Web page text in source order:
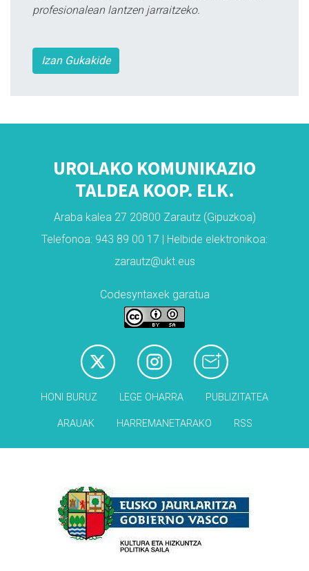
profesionalean lantzen jarraitzeko.
Izan Gukakide
UROLAKO KOMUNIKAZIO
TALDEA KOOP. ELK.
Araba kalea 27 20800 Zarautz (Gipuzkoa)
Telefonoa: 943 89 00 17 | Helbide elektronikoa:
zarautz@ukt.eus
Codesyntaxek garatua
HONI BURUZ LEGE OHARRA PUBLIZITATEA
ARAUAK HARREMANETARAKO RSS